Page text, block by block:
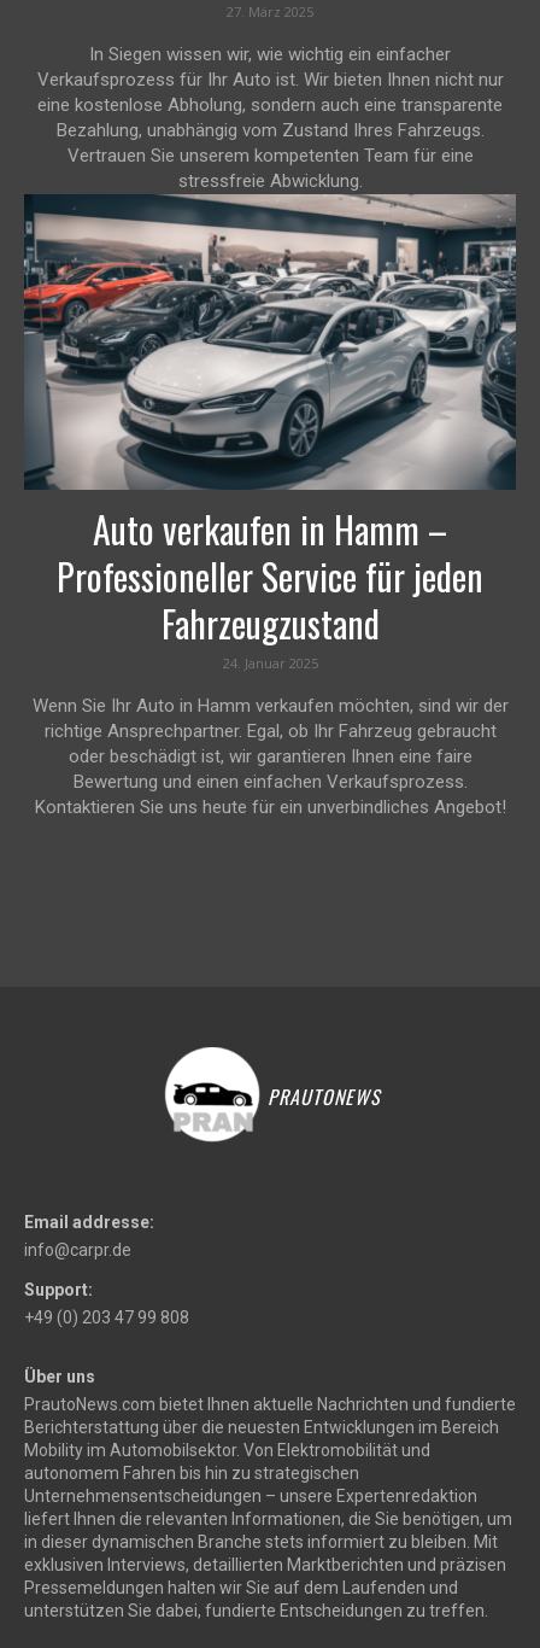
27. März 2025
In Siegen wissen wir, wie wichtig ein einfacher
Verkaufsprozess für Ihr Auto ist. Wir bieten Ihnen nicht nur
eine kostenlose Abholung, sondern auch eine transparente
Bezahlung, unabhängig vom Zustand Ihres Fahrzeugs.
Vertrauen Sie unserem kompetenten Team für eine
stressfreie Abwicklung.
Auto verkaufen in Hamm –
Professioneller Service für jeden
Fahrzeugzustand
24. Januar 2025
Wenn Sie Ihr Auto in Hamm verkaufen möchten, sind wir der
richtige Ansprechpartner. Egal, ob Ihr Fahrzeug gebraucht
oder beschädigt ist, wir garantieren Ihnen eine faire
Bewertung und einen einfachen Verkaufsprozess.
Kontaktieren Sie uns heute für ein unverbindliches Angebot!
PRAUTONEWS
Email addresse:
info@carpr.de
Support:
+49 (0) 203 47 99 808
Über uns
PrautoNews.com bietet Ihnen aktuelle Nachrichten und fundierte
Berichterstattung über die neuesten Entwicklungen im Bereich
Mobility im Automobilsektor. Von Elektromobilität und
autonomem Fahren bis hin zu strategischen
Unternehmensentscheidungen – unsere Expertenredaktion
liefert Ihnen die relevanten Informationen, die Sie benötigen, um
in dieser dynamischen Branche stets informiert zu bleiben. Mit
exklusiven Interviews, detaillierten Marktberichten und präzisen
Pressemeldungen halten wir Sie auf dem Laufenden und
unterstützen Sie dabei, fundierte Entscheidungen zu treffen.